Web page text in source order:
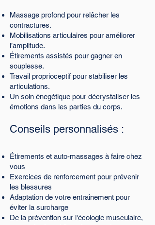
Massage profond pour relâcher les
contractures.
Mobilisations articulaires pour améliorer
l’amplitude.
Étirements assistés pour gagner en
souplesse.
Travail proprioceptif pour stabiliser les
articulations.
​Un soin énegétique pour décrystaliser les
émotions dans les parties du corps.
Conseils personnalisés :
Étirements et auto-massages à faire chez
vous
Exercices de renforcement pour prévenir
les blessures
Adaptation de votre entraînement pour
éviter la surcharge
De la prévention sur l'écologie musculaire,